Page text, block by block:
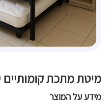
מיטת מתכת קומותיים
מידע על המוצר